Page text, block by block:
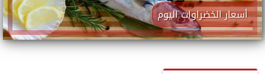
أسعار الخضراوات اليوم